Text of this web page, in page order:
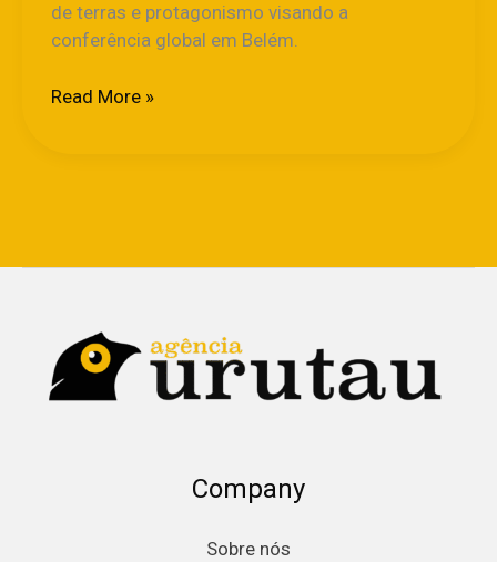
de terras e protagonismo visando a
conferência global em Belém.
Read More »
Company
Sobre nós